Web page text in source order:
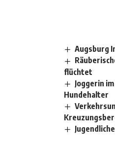
Augsburg
flüchtet
Joggerin
Hundehalter